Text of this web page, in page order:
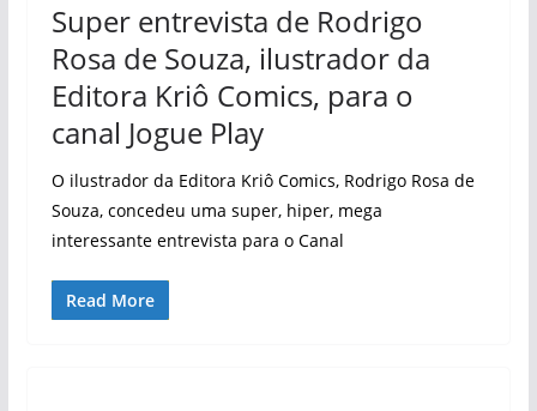
Super entrevista de Rodrigo
Rosa de Souza, ilustrador da
Editora Kriô Comics, para o
canal Jogue Play
O ilustrador da Editora Kriô Comics, Rodrigo Rosa de
Souza, concedeu uma super, hiper, mega
interessante entrevista para o Canal
Read More